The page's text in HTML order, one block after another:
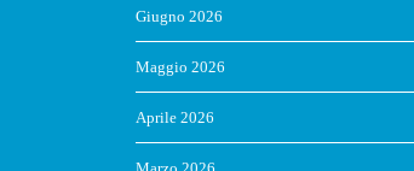
Giugno 2026
Maggio 2026
Aprile 2026